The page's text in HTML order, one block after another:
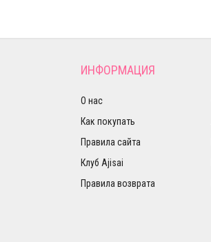
ИНФОРМАЦИЯ
О нас
Как покупать
Правила сайта
Клуб Ajisai
Правила возврата